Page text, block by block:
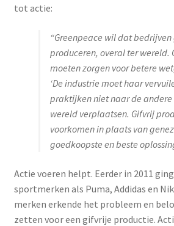
tot actie:
“Greenpeace wil dat
produceren, overal ter wereld.
moeten zorgen voor betere
‘De industrie moet haar
praktijken niet naar de andere
wereld verplaatsen. Gifvrij
voorkomen in plaats van
goedkoopste en beste
Actie voeren helpt. Eerder in 2011
sportmerken als Puma, Addidas en
merken erkende het probleem en
zetten voor een gifvrije productie.